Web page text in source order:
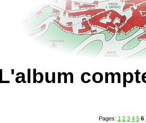
Pages: 1 2 3 4 5 6